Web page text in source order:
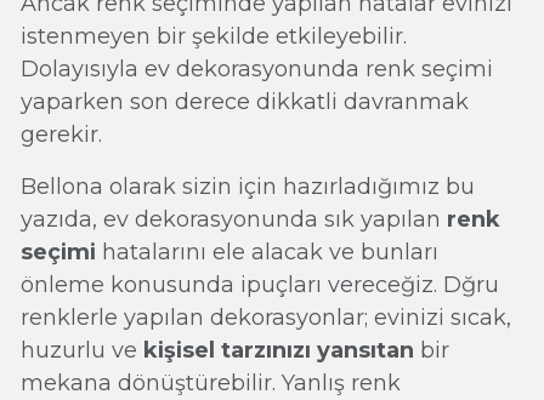
istenmeyen bir şekilde etkileyebilir.
Dolayısıyla ev dekorasyonunda renk seçimi
yaparken son derece dikkatli davranmak
gerekir.
Bellona olarak sizin için hazırladığımız bu
yazıda, ev dekorasyonunda sık yapılan renk
seçimi hatalarını ele alacak ve bunları
önleme konusunda ipuçları vereceğiz. Dğru
renklerle yapılan dekorasyonlar; evinizi sıcak,
huzurlu ve kişisel tarzınızı yansıtan bir
mekana dönüştürebilir. Yanlış renk